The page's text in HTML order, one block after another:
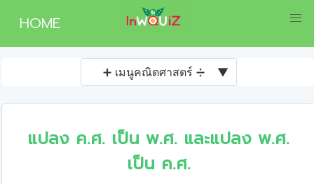
HOME
➕ เมนูคณิตศาสตร์ ➗ ▼
แปลง ค.ศ. เป็น พ.ศ. และแปลง พ.ศ.
เป็น ค.ศ.